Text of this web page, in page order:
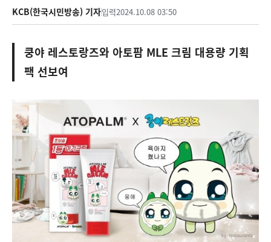
KCB(한국시민방송) 기자입력2024.10.08 03:50
쿵야 레스토랑즈와 아토팜 MLE 크림 대용량 기획
팩 선보여